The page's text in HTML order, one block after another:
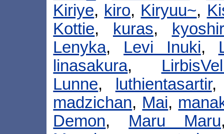
Kiriye, kiro, Kiryuu~,
Kottie, kuras,
Lenyka, Levi Inuki,
linasakura,
Lunne, luthientasartir
madzichan, Mai,
Demon, Maru Maru